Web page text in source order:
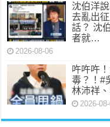
沈伯洋
去亂出
話？ 沈
者就…
2026-08-06
吘吘吘
毒？！#
林沛祥、
2026-